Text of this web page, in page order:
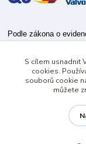
Podle zákona o
Zároveň je povinen
případě technického
S cílem usnadnit
cookies.
souborů cookie
můžete